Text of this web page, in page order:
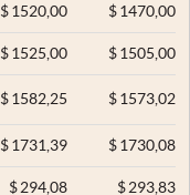
$ 1520,00 $1470,00
$ 1525,00 $1505,00
$ 1582,25 $1573,02
$ 1731,39 $1730,08
$ 294,08 $293,83